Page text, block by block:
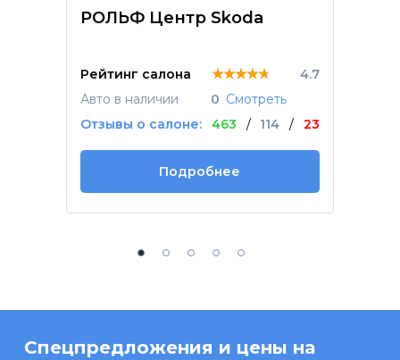
РОЛЬФ Центр Skoda
Рейтинг салона ★★★★★
★★★★★
★★★★★
4.7
Авто в наличии
0 Смотреть
Отзывы о салоне:
463 / 114 / 23
Подробнее
Спецпредложения и цены на